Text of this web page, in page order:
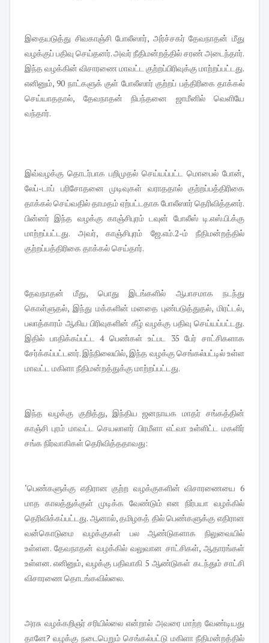
இதையடுத்து சிவகாஞ்சி போலீஸார், அர்ச்சகர் தேவநாதன் மீது
வழக்குப் பதிவு செய்தனர். அவர் நீதிமன்றத்தில் சரண் அடைந்தார்.
இந்த வழக்கின் விசாரணை மாவட்ட குற்றப்பிரிவுக்கு மாற்றப்பட்டது.
எனினும், 90 நாட்களுக் குள் போலீஸார் குற்றப் பத்திரிகை தாக்கல்
செய்யாததால், தேவநாதன் நிபந்தனை ஜாமீனில் வெளியே
வந்தார்.
இவ்வழக்கு தொடர்பாக பறிமுதல் செய்யப்பட்ட மொபைல் போன்,
லேப்-டாப் பரிசோதனை முடிவுகள் வராததால் குற்றப்பத்திரிகை
தாக்கல் செய்வதில் தாமதம் ஏற்பட்டதாக போலீஸார் தெரிவித்தனர்.
பின்னர் இந்த வழக்கு காஞ்சிபுரம் டவுன் போலீஸ் டி.எஸ்.பி.க்கு
மாற்றப்பட்டது. அவர், காஞ்சிபுரம் ஜே.எம்.2-ம் நீதிமன்றத்தில்
குற்றப்பத்திரிகை தாக்கல் செய்தார்.
தேவநாதன் மீது, பொது இடங்களில் ஆபாசமாக நடந்து
கொள்ளுதல், இந்து மக்களின் மனதை புண்படுத்துதல், மிரட்டல்,
பலாத்காரம் ஆகிய பிரிவுகளின் கீழ் வழக்கு பதிவு செய்யப்பட்டது.
இதில் பாதிக்கப்பட்ட 4 பெண்கள் உட்பட 35 பேர் சாட்சிகளாக
சேர்க்கப்பட்டனர். இந்நிலையில், இந்த வழக்கு செங்கல்பட்டில் உள்ள
மாவட்ட மகிளா நீதிமன்றத்துக்கு மாற்றப்பட்டது.
இந்த வழக்கு குறித்து, இந்திய ஜனநாயக மாதர் சங்கத்தின்
காஞ்சி புரம் மாவட்ட செயலாளர் பிரமீளா எட்வா உள்ளிட்ட மகளிர்
சங்க நிர்வாகிகள் தெரிவித்ததாவது:
‘பெண்களுக்கு எதிரான குற்ற வழக்குகளின் விசாரணையை 6
மாத காலத்துக்குள் முடிக்க வேண்டும் என நிர்பயா வழக்கில்
தெரிவிக்கப்பட்டது. ஆனால், தமிழகத் தில் பெண்களுக்கு எதிரான
வன்கொடுமை வழக்குகள் பல ஆண்டுகளாக நிலுவையில்
உள்ளன. தேவநாதன் வழக்கில் வலுவான சாட்சிகள், ஆதாரங்கள்
உள்ளன. எனினும், வழக்கு பதிவாகி 5 ஆண்டுகள் கடந்தும் சாட்சி
விசாரணை தொடங்கவில்லை.
அரசு வழக்கறிஞர் சரியில்லை என்றால் அவரை மாற்ற வேண்டியது
தானே? வழக்கு நடைபெறும் செங்கல்பட்டு மகிளா நீதிமன்றத்தில்